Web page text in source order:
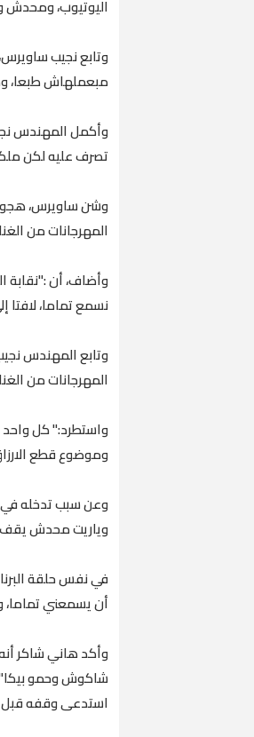
اليوتيوب، ومحدش
وتابع نجيب
مبعملهاش طبعا،
وأكمل المهندس
تصرف عليه لكن
وشن ساويرس،
المهرجانات من
وأضاف، أن
نسمع تماما،
وتابع المهندس
المهرجانات من
واستطرد:" كل
وموضوع قطع
وعن سبب تدخله في
وياريت محدش
في نفس حلقة
أن يسمعني تماما،
وأكد هاني شاكر
شاكوش وحمو
استدعى وقفه قبل